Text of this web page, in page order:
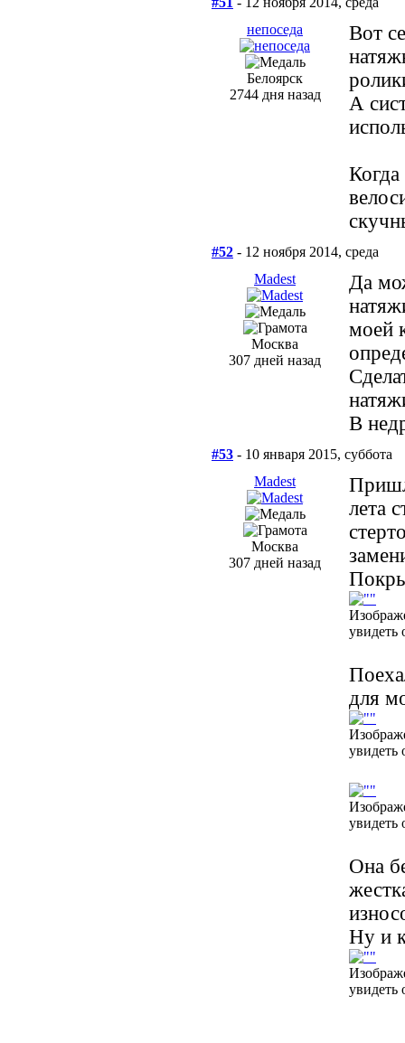
непоседа
Белоярск
2744 дня назад
Вот
А
#52 - 12 ноября 2014, среда
Madest
Москва
307 дней назад
Да
моей
В
#53 - 10 января 2015, суббота
Madest
Москва
307 дней назад
лета
увидеть
для
увидеть
увидеть
Она
Ну и
увидеть